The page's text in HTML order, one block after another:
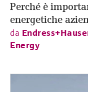
Perché è
energetiche
da
Energy